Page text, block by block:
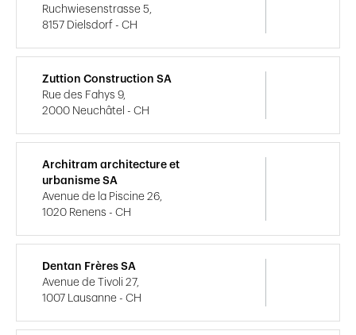
Ruchwiesenstrasse 5,
8157 Dielsdorf - CH
Zuttion Construction SA
Rue des Fahys 9,
2000 Neuchâtel - CH
Architram architecture et
urbanisme SA
Avenue de la Piscine 26,
1020 Renens - CH
Dentan Frères SA
Avenue de Tivoli 27,
1007 Lausanne - CH